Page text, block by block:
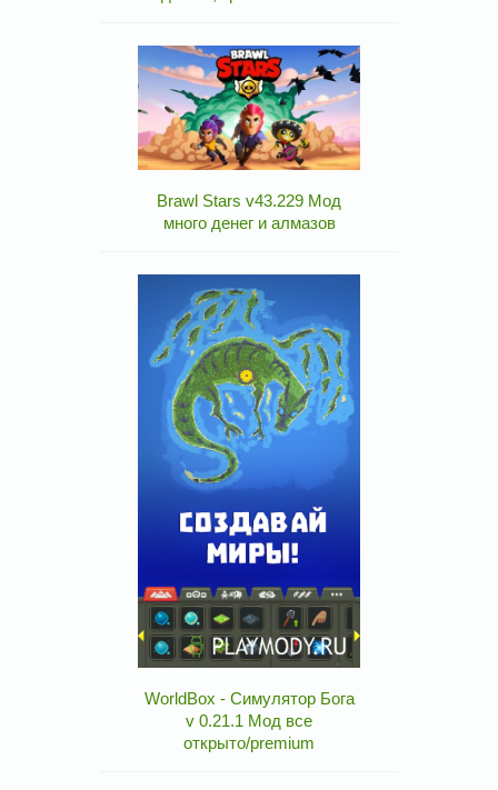
Brawl Stars v43.229 Мод
много денег и алмазов
WorldBox - Симулятор Бога
v 0.21.1 Мод все
открыто/premium